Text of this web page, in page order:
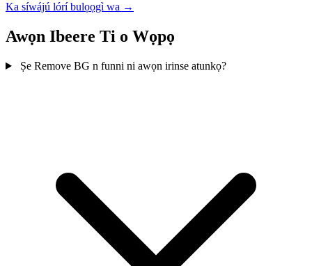
Ka síwájú lórí bulọọgì wa →
Awọn Ibeere Ti o Wọpọ
Ṣe Remove BG n funni ni awọn irinse atunkọ?